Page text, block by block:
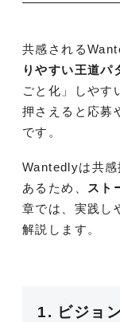
共感される
りやすい王道パ
ごと化」しやす
押さえると応募
です。
Wantedlyは共
あるため、
スト
章では、実践し
解説します。
1. ビジョ